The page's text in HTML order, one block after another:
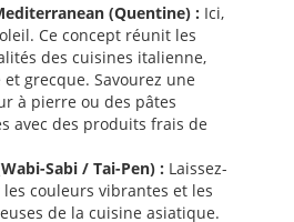
(Quentine) : Ici,
Ce concept réunit les
des cuisines italienne,
grecque. Savourez une
à pierre ou des pâtes
avec des produits frais de
Sabi / Tai-Pen) : Laissez-
couleurs vibrantes et les
de la cuisine asiatique.